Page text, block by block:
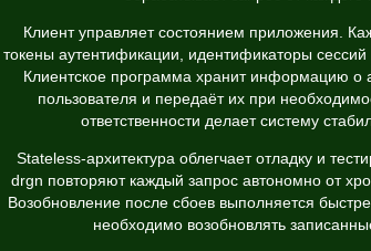
Клиент управляет состоянием приложения.
токены аутентификации, идентификаторы сессий
Клиентское программа хранит информацию о
пользователя и передаёт их при
ответственности делает систему
Stateless-архитектура облегчает отладку и
drgn повторяют каждый запрос автономно от
Возобновление после сбоев выполняется
необходимо возобновлять